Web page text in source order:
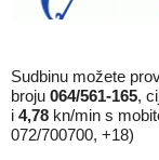
Sudbinu možete
broju 064/561-165,
i 4,78 kn/min s
072/700700, +18)